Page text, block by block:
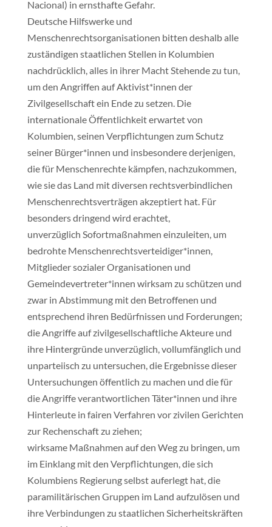
Nacional) in ernsthafte Gefahr.
Deutsche Hilfswerke und
Menschenrechtsorganisationen bitten deshalb alle
zuständigen staatlichen Stellen in Kolumbien
nachdrücklich, alles in ihrer Macht Stehende zu tun,
um den Angriffen auf Aktivist*innen der
Zivilgesellschaft ein Ende zu setzen. Die
internationale Öffentlichkeit erwartet von
Kolumbien, seinen Verpflichtungen zum Schutz
seiner Bürger*innen und insbesondere derjenigen,
die für Menschenrechte kämpfen, nachzukommen,
wie sie das Land mit diversen rechtsverbindlichen
Menschenrechtsverträgen akzeptiert hat. Für
besonders dringend wird erachtet,
unverzüglich Sofortmaßnahmen einzuleiten, um
bedrohte Menschenrechtsverteidiger*innen,
Mitglieder sozialer Organisationen und
Gemeindevertreter*innen wirksam zu schützen und
zwar in Abstimmung mit den Betroffenen und
entsprechend ihren Bedürfnissen und Forderungen;
die Angriffe auf zivilgesellschaftliche Akteure und
ihre Hintergründe unverzüglich, vollumfänglich und
unparteiisch zu untersuchen, die Ergebnisse dieser
Untersuchungen öffentlich zu machen und die für
die Angriffe verantwortlichen Täter*innen und ihre
Hinterleute in fairen Verfahren vor zivilen Gerichten
zur Rechenschaft zu ziehen;
wirksame Maßnahmen auf den Weg zu bringen, um
im Einklang mit den Verpflichtungen, die sich
Kolumbiens Regierung selbst auferlegt hat, die
paramilitärischen Gruppen im Land aufzulösen und
ihre Verbindungen zu staatlichen Sicherheitskräften